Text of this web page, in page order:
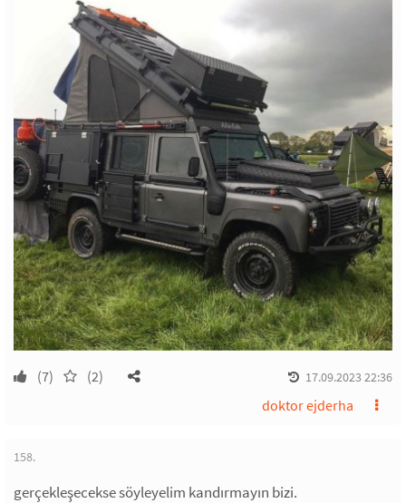
(7) (2) 17.09.2023 22:36
doktor ejderha
158.
gerçekleşecekse söyleyelim kandırmayın bizi.